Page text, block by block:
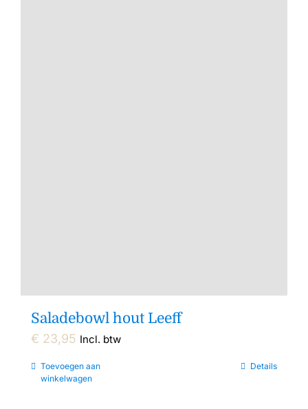
Saladebowl hout Leeff
€ 23,95 Incl. btw
Toevoegen aan
winkelwagen
Details